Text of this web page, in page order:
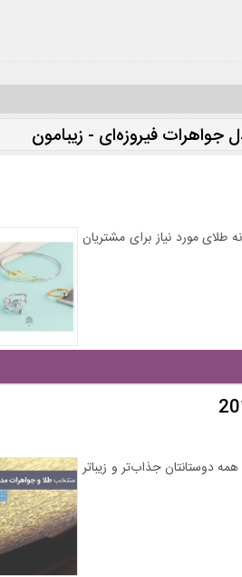
جواهرات فیروزه‌ای - زیبامون
طلای مورد نیاز برای مشتریان
دوستانتان جذاب‌تر و زیباتر